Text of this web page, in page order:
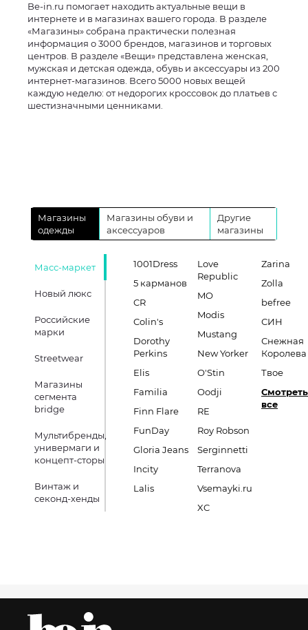
Be-in.ru помогает находить актуальные вещи в
интернете и в магазинах вашего города. В разделе
«Магазины» собрана практически полезная
информация о 3000 брендов, магазинов и торговых
центров. В разделе «Вещи» представлена женская,
мужская и детская одежда, обувь и аксессуары из 200
интернет-магазинов. Всего 5000 новых вещей
каждую неделю: от недорогих кроссовок до платьев с
шестизначными ценниками.
Магазины
одежды
Магазины обуви и
аксессуаров
Другие
магазины
Масс-маркет
Новый люкс
Российские
марки
Streetwear
Магазины
сегмента
bridge
Мультибренды,
универмаги и
концепт-сторы
Винтаж и
секонд-хенды
1001Dress
5 карманов
CR
Colin's
Dorothy
Perkins
Elis
Familia
Finn Flare
FunDay
Gloria Jeans
Incity
Lalis
Love
Republic
MO
Modis
Mustang
New Yorker
O'Stin
Oodji
RE
Roy Robson
Serginnetti
Terranova
Vsemayki.ru
XC
Zarina
Zolla
befree
СИН
Снежная
Королева
Твое
Смотреть
все